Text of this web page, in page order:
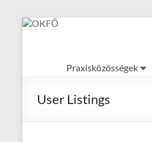
Skip
Praxisközösségek
User Listings